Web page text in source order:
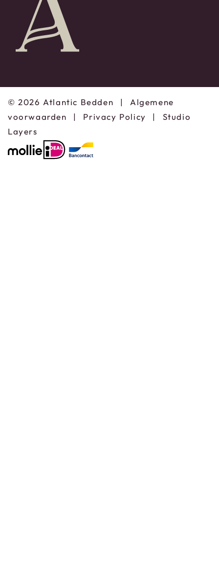
© 2026 Atlantic Bedden |
Algemene
voorwaarden
| Privacy Policy |
Studio
Layers